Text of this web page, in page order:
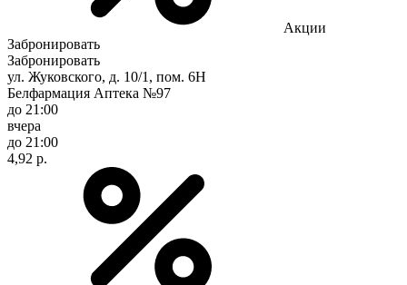
Акции
Забронировать
Забронировать
ул. Жуковского, д. 10/1, пом. 6Н
Белфармация Аптека №97
до 21:00
вчера
до 21:00
4,92 р.